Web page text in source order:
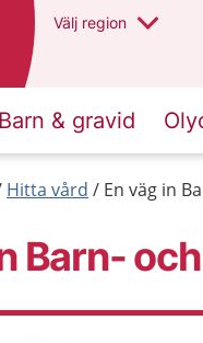
Välj region
Barn & gravid
Hitta vård En väg in
Barn-